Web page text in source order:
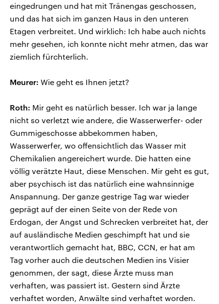
eingedrungen und hat mit Tränengas geschossen,
und das hat sich im ganzen Haus in den unteren
Etagen verbreitet. Und wirklich: Ich habe auch nichts
mehr gesehen, ich konnte nicht mehr atmen, das war
ziemlich fürchterlich.
Meurer: Wie geht es Ihnen jetzt?
Roth: Mir geht es natürlich besser. Ich war ja lange
nicht so verletzt wie andere, die Wasserwerfer- oder
Gummigeschosse abbekommen haben,
Wasserwerfer, wo offensichtlich das Wasser mit
Chemikalien angereichert wurde. Die hatten eine
völlig verätzte Haut, diese Menschen. Mir geht es gut,
aber psychisch ist das natürlich eine wahnsinnige
Anspannung. Der ganze gestrige Tag war wieder
geprägt auf der einen Seite von der Rede von
Erdogan, der Angst und Schrecken verbreitet hat, der
auf ausländische Medien geschimpft hat und sie
verantwortlich gemacht hat, BBC, CCN, er hat am
Tag vorher auch die deutschen Medien ins Visier
genommen, der sagt, diese Ärzte muss man
verhaften, was passiert ist. Gestern sind Ärzte
verhaftet worden, Anwälte sind verhaftet worden.